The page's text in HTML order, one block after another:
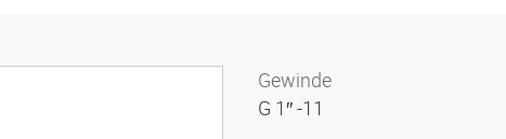
Gewinde
G 1″ -11